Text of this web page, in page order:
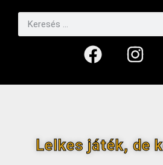
Lelkes játék, de